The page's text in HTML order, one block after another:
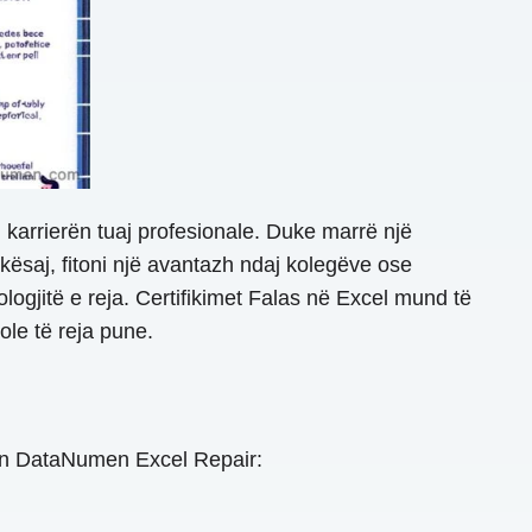
tuaj profesionale. Duke marrë një
fitoni një avantazh ndaj kolegëve ose
e reja. Certifikimet Falas në Excel mund të
të reja pune.
DataNumen Excel Repair: